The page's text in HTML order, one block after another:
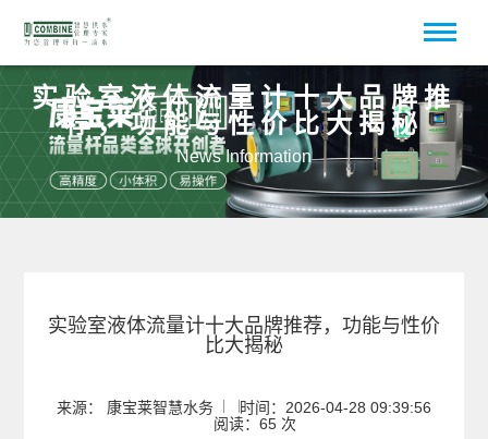
实验室液体流量计十大品牌推
荐，功能与性价比大揭秘
News Information
实验室液体流量计十大品牌推荐，功能与性价
比大揭秘
来源： 康宝莱智慧水务
时间：2026-04-28 09:39:56
阅读：65 次